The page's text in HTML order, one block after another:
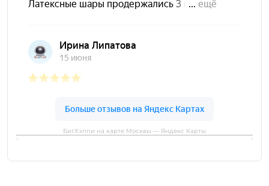
БигХэппи на карте Москвы — Яндекс Карты